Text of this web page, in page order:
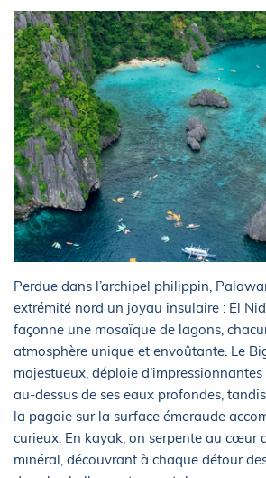
Perdue dans l’archipel philippin,
extrémité nord un joyau insulaire : El
façonne une mosaïque de lagons,
atmosphère unique et envoûtante. Le
majestueux, déploie
au-dessus de ses eaux profondes,
la pagaie sur la surface émeraude
curieux. En kayak, on serpente au cœur
minéral, découvrant à chaque détour